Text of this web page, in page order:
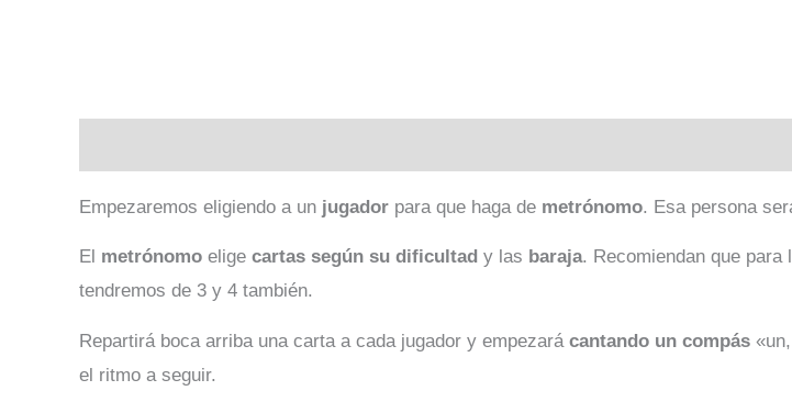
Empezaremos eligiendo a un jugador para que haga de metrónomo. Esa persona
El metrónomo elige cartas según su dificultad y las baraja. Recomiendan que para
tendremos de 3 y 4 también.
Repartirá boca arriba una carta a cada jugador y empezará cantando un compás
el ritmo a seguir.